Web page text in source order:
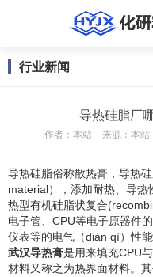
行业新闻
导热硅脂厂
作者： 本站 来源： 本站
导热硅脂俗称散热膏，导热
material），添加耐热、导
热型有机硅脂状复合
电子管、CPU等电子原器件
仪表等的电气（diàn qì）性
武汉导热膏是用来填充CPU
材料又称之为热界面材料。